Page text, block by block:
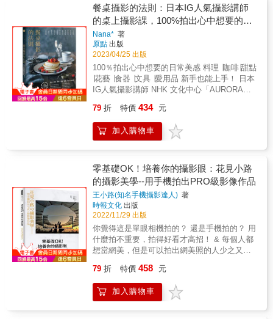
而富有感情地拍出一塊西班牙無糧之地的無盡
豐饒●《史懷哲》─深入非洲加彭的痲瘋病院，
拍攝史懷哲醫生的行醫歷程●《塞班島》─二戰
期間冒死進入太平洋塞班島，以最赤裸的戰場
影像譴責戰爭●《邁向天堂花園》─男孩牽著女
孩穿過林間小路，走向陽光普照的前方尤金‧史
密斯最經典的《水俁》計畫，讓他用鏡頭伸張
正義，揭發日本史上最惡名昭彰的工業污染：
12000人受害、逾兩千人死亡，歷經七十年後仍
餘波蕩漾。1970年代，尤金・史密斯53歲時，
前往日本熊本的小漁村，蹲點三年，其中《智
子入浴》作品，造就攝影史上最重要的紀實經
二戰受過砲擊的身體，以及飽受創傷後壓力症
候群折磨的身心每況愈下。「我相信的革命不
是為了摧毀，而是可以把我和其他一些人帶到
一塊嶄新的沃土。」──尤金‧史密斯作為戰後最
重要的紀實攝影家之一，樹立諸多報導典範的
史密斯，其大名常與「洋溢人道關懷」、「充
滿社會意識」、「報導攝影奠基者」、「最偉
大的攝影家」等數不清的形容詞連綴，然而與
此光明相對、如影隨形，彷彿行星背面的幽暗
命題，則是他載浮載沉的個人生命裡，那惡名
昭彰的古怪脾氣、固執冷酷、自我中心、孤僻
獨行、完美主義、強迫偏執……。可以說，正
是此種個人偉業與性情瑕疵的糾纏辯證與共時
並陳，整體形構了屬於尤金•史密斯巨人般的攝
初衷與經典主題 荒木經惟、吉田修一、中平卓
馬、田中長德、Homma Takashi， 揭露日本藝
文界更全面的大師面貌 全書精選近百張作品，
集結經典珍貴創作 2009年「森山熱」正式登
台，從出版、展覽到親自來台，引發一陣旋
風。在多本自述散文之外，這一本全面透視森
山大道的創作。經由他的第一手自述，認識他
自六○年代起的創作歷程，深刻地解讀他的經典
主題系列、創作手法與影像思考。 徘徊在新宿
街頭的森山大道、耽溺在犬的記憶中的森山大
了什麼開始攝影？年過七十依舊堅持風格、持
續疾走的森山大道，這位以高反差、粗粒子、
模糊、晃動、失焦、強烈黑白攝影風格聞名的
反省為何？如何參與細江英公的「薔薇刑」拍
攝？為何自費出版刊物？如何受到安迪．沃
荷、威廉．克萊因、東松照明的啓蒙？反覆閱
讀太宰治的哪本小說？如何與相機合體，進入
30分鐘不停拍的街拍狀態？完成六百頁的《新
宿》攝影集？為何作品特別引發年輕人共鳴？
他是如何接受藤井謙二郎的邀請，拍攝《≒森山
大道》紀錄片？為何想拍宇多田光的人像照？
大道，我的寫真全貌》集結了森山大道從1990-
一部「說攝影」──森山大道暢談自己的創作脈
絡、街拍手法與創作理念。說出了「我的攝影
只是拍下日常的片斷而已。不會形成故事的，
餐桌攝影的法則：日本IG人氣攝影講師
的桌上攝影課，100%拍出心中想要的日
常美感
Nana* 著
原點 出版
2023/04/25 出版
100％拍出心中想要的日常美感 料理 ∣咖啡∣甜點
∣花藝 ∣食器 ∣文具 ∣愛用品 新手也能上手！ 日本
IG人氣攝影講師 NHK 文化中心「AURORA攝
事，讓日常餐點更有魅力&mdash; 計畫構想∣器
皿搭配∣擺盤法則∣香氣表現∣配色策略∣場景構圖
光線選擇∣情境設定∣近攝技巧∣取景技巧∣人物置
其他人也能體會在日常生活中使用該陶器的樂
趣。因此，我開始拍照，並試著表現出器物的
魅力，也讓其他人想像實際使用的情景。那時
候的社群網站，像我這種料理搭配食器的照片
還很少見，後來有幾位工藝家對我的照片風格
很感興趣，我們取得聯繫後，開設了生活選品
店「AURORA」。」
&hellip;&hellip;&hellip;&hellip;Nana* 你是否想
將喜愛的事物、美麗的光影、香醇咖啡，這些
眼中靜謐美好的日常生活，透過簡單易懂的攝
專業構圖與色彩？本書就像一部指南，教導大
家餐桌上的食物、花、咖啡、愛用品與生活場
景拍攝下來與大家分享，這本書不是閱後即闔
79 折 特價 434 元
加入購物車
零基礎OK！培養你的攝影眼：花見小路
的攝影美學--用手機拍出PRO級影像作品
王小路(知名手機攝影達人) 著
時報文化 出版
2022/11/29 出版
你覺得這是單眼相機拍的？ 還是手機拍的？ 用
什麼拍不重要，拍得好看才高招！ & 每個人都
想當網美，但是可以拍出網美照的人少之又
為什麼同一台機器拍出來的同一個場景就是有
天地的差別？ 不要以為網美照都是攝影大師用
專業相機拍出來的， 其實只要打開每個人都有
79 折 特價 458 元
加入購物車